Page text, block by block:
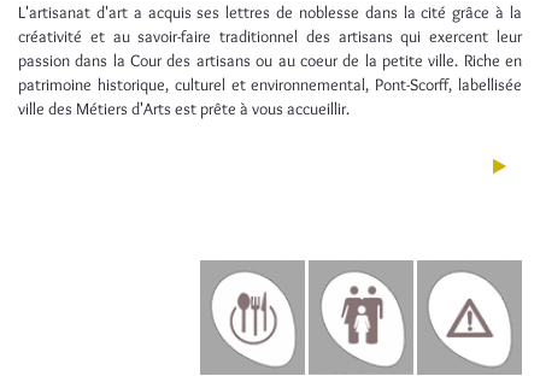
L'artisanat d'art a acquis ses lettres de noblesse dans la cité grâce à la
créativité et au savoir-faire traditionnel des artisans qui exercent leur
passion dans la Cour des artisans ou au coeur de la petite ville. Riche en
patrimoine historique, culturel et environnemental, Pont-Scorff, labellisée
ville des Métiers d'Arts est prête à vous accueillir.